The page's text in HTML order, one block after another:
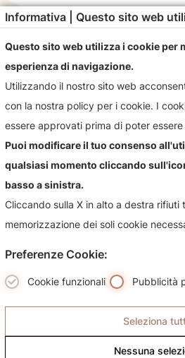
Contattaci!
Contattaci per qualsiasi
suoi prodotti, sarà nostra premura
celermente possibile.
Informativa | Questo sito web
Questo sito web utilizza i cookie per
esperienza di navigazione.
Utilizzando il nostro sito web
con la nostra policy per i cookie. I
essere approvati prima di poter
Puoi modificare il tuo consenso
qualsiasi momento cliccando
basso a sinistra.
Cliccando sulla X in alto a destra
memorizzazione dei soli cookie
Preferenze Cookie:
Cookie funzionali Pubblicità
Seleziona
Nessuna